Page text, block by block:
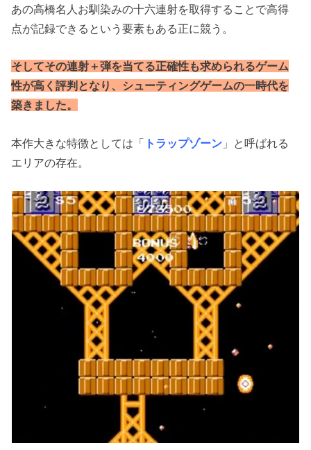
あの高橋名人お馴染みの十六連射を取得することで高得
点が記録できるという要素もある正に競う。
そしてその連射＋弾を当てる正確性も求められるゲーム
性が高く評判となり、シューティングゲームの一時代を
築きました。
本作大きな特徴としては「 トラップゾーン 」と呼ばれる
エリアの存在。